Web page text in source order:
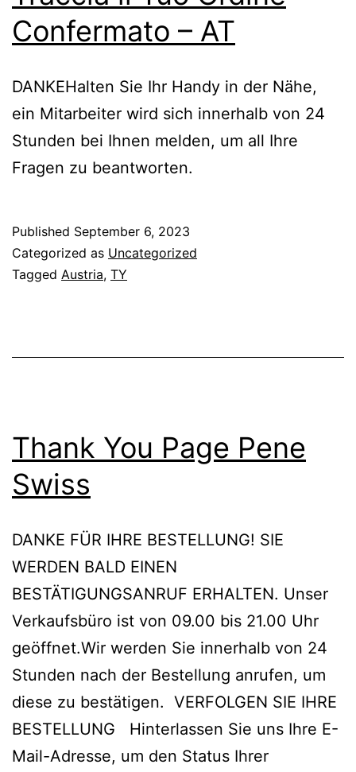
Confermato – AT
DANKEHalten Sie Ihr Handy in der Nähe,
ein Mitarbeiter wird sich innerhalb von 24
Stunden bei Ihnen melden, um all Ihre
Fragen zu beantworten.
Published September 6, 2023
Categorized as Uncategorized
Tagged Austria, TY
Thank You Page Pene
Swiss
DANKE FÜR IHRE BESTELLUNG! SIE
WERDEN BALD EINEN
BESTÄTIGUNGSANRUF ERHALTEN. Unser
Verkaufsbüro ist von 09.00 bis 21.00 Uhr
geöffnet.Wir werden Sie innerhalb von 24
Stunden nach der Bestellung anrufen, um
diese zu bestätigen. VERFOLGEN SIE IHRE
BESTELLUNG Hinterlassen Sie uns Ihre E-
Mail-Adresse, um den Status Ihrer